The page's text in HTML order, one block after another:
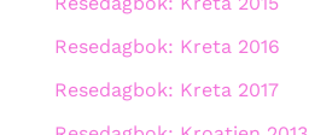
Resedagbok: Kreta 2016
Resedagbok: Kreta 2017